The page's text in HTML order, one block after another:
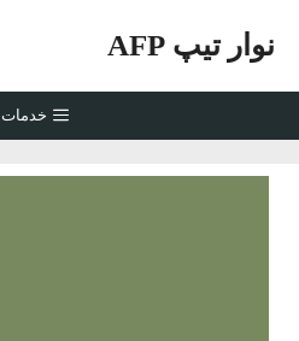
نوار تیپ AFP
خدمات